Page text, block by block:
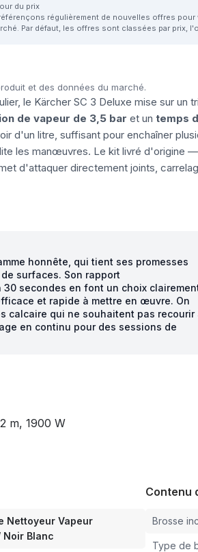
du prix
régulièrement de nouvelles offres
Par défaut, les offres sont classées par prix,
et des données du marché.
le Kärcher SC 3 Deluxe mise sur un
de vapeur de 3,5 bar et un temps
d'un litre, suffisant pour enchaîner
les manœuvres. Le kit livré d'origine —
d'attaquer directement joints,
honnête, qui tient ses promesses
surfaces. Son rapport
secondes en font un choix
et rapide à mettre en œuvre. On
calcaire qui ne souhaitent pas recourir
en continu pour des sessions de
m, 1900 W
Nettoyeur Vapeur
Noir Blanc
Contenu
Brosse
Type de